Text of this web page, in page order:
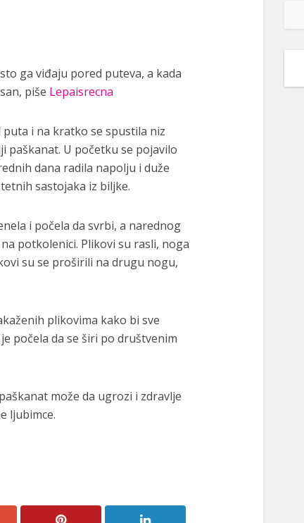
ga viđaju pored puteva, a kada
piše Lepaisrecna
i na kratko se spustila niz
paškanat. U početku se pojavilo
dana radila napolju i duže
sastojaka iz biljke.
i počela da svrbi, a narednog
potkolenici. Plikovi su rasli, noga
su se proširili na drugu nogu,
plikovima kako bi sve
počela da se širi po društvenim
može da ugrozi i zdravlje
ljubimce.